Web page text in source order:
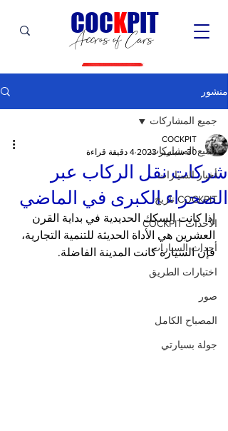
Accros of Cars
COCKPIT
منشور
جميع المشاركات
أخبار السيارات
COCKPIT تاريخ
الأحداث COCKPIT
أحداث السيارات
اختبارات الطريق
صور
المصباح الكامل
جولة بسيارتي
جميع المشاركات
شركات نقل الركاب عبر
الصحراء الكبرى في الماضي
COCKPIT
30 سبتمبر 2023
4 دقيقة قراءة
إذا كانت السكك الحديدية في بداية القرن
العشرين هي الأداة الحديثة للتنمية التجارية،
فإن السيارة كانت المدينة الفاضلة.